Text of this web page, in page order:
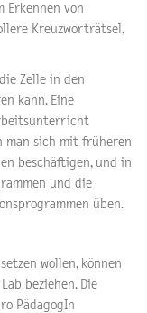
Erkennen von
Kreuzworträtsel,
Zelle in den
kann. Eine
sich mit früheren
beschäftigen, und in
und die
üben.
wollen, können
beziehen. Die
PädagogIn